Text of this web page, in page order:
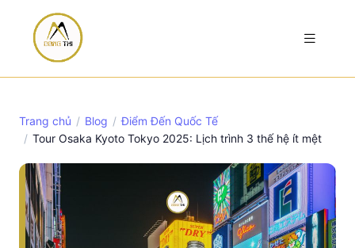
Trang chủ Blog
Điểm Đến Quốc Tế
Tour Osaka Kyoto Tokyo 2025: Lịch trình 3 thế hệ ít mệt